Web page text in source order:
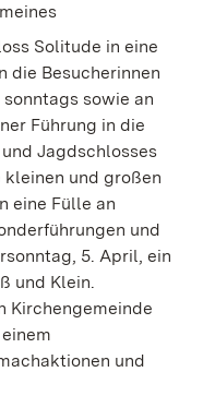
Solitude in eine
die Besucherinnen
sowie an
Führung in die
Jagdschlosses
und großen
eine Fülle an
und
5. April, ein
und Klein.
Kirchengemeinde
und